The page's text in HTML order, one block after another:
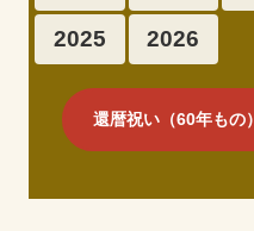
2025 2026
還暦祝い（60年もの）